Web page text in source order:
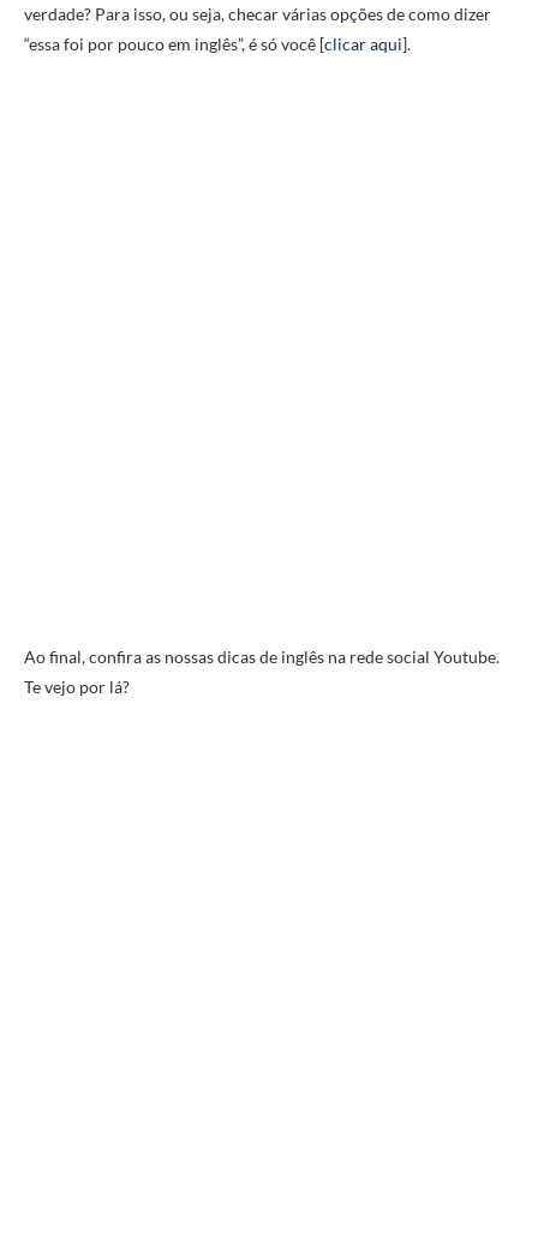
verdade? Para isso, ou seja, checar várias opções de como dizer
“essa foi por pouco em inglês”, é só você [clicar aqui].
Ao final, confira as nossas dicas de inglês na rede social Youtube.
Te vejo por lá?